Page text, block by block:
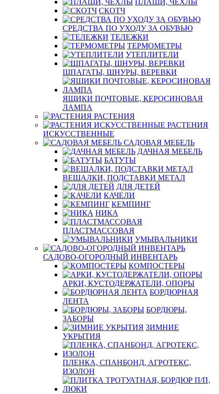
ПЛАЩИ, ЧЕХЛЫ
СКОТЧ
СРЕДСТВА ПО УХОДУ ЗА ОБУВЬЮ
ТЕЛЕЖКИ
ТЕРМОМЕТРЫ
УТЕПЛИТЕЛИ
ШПАГАТЫ, ШНУРЫ, ВЕРЕВКИ
ЯЩИКИ ПОЧТОВЫЕ, КЕРОСИНОВАЯ
ЛАМПА
РАСТЕНИЯ
РАСТЕНИЯ
ИСКУССТВЕННЫЕ
САДОВАЯ МЕБЕЛЬ
ДАЧНАЯ МЕБЕЛЬ
БАТУТЫ
ВЕШАЛКИ, ПОДСТАВКИ МЕТАЛ
ДЛЯ ДЕТЕЙ
КАЧЕЛИ
КЕМПИНГ
НИКА
ПЛАСТМАССОВАЯ
УМЫВАЛЬНИКИ
САДОВО-ОГОРОДНЫЙ ИНВЕНТАРЬ
КОМПОСТЕРЫ
АРКИ, КУСТОДЕРЖАТЕЛИ, ОПОРЫ
БОРДЮРНАЯ
ЛЕНТА
БОРДЮРЫ,
ЗАБОРЫ
ЗИМНИЕ
УКРЫТИЯ
ПЛЕНКА, СПАНБОНД, АГРОТЕКС,
ИЗОЛОН